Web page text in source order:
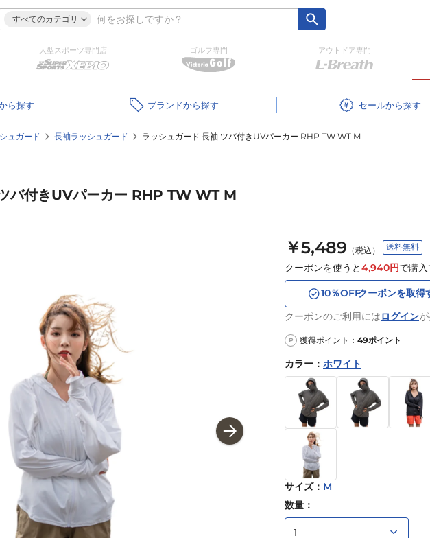
すべてのカテゴリ
大型スポーツ専門店 ゴルフ専門 アウトドア専門
ブランド セール
ュガード 長袖ラッシュガード ラッシュガード 長袖 ツバ付きUVパーカー RHP TW WT M
バ付きUVパーカー RHP TW WT M
￥5,489 （税込） 送料無料
クーポンを使うと4,940円で購
10％OFFクーポンを取得
クーポンのご利用にはログイン
P 獲得ポイント： 49ポイント
カラー ： ホワイト
サイズ： M
数量：